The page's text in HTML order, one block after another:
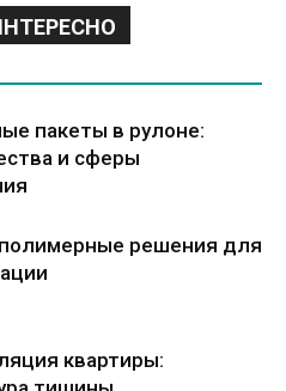
пакеты в рулоне:
и сферы
решения для
квартиры: